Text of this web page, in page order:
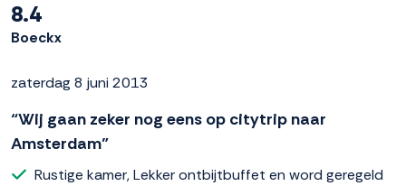
8.4
Boeckx
zaterdag 8 juni 2013
“Wij gaan zeker nog eens op citytrip naar
Amsterdam”
Rustige kamer, Lekker ontbijtbuffet en word geregeld